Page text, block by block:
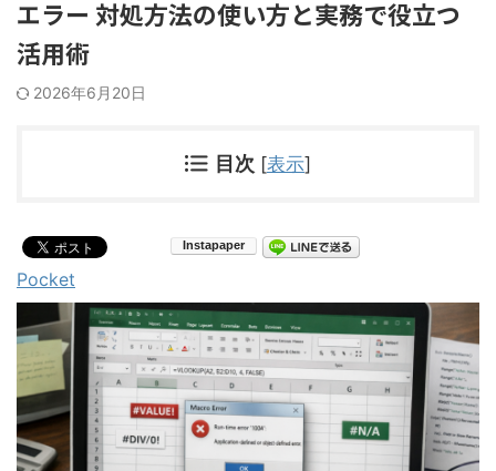
エラー 対処方法の使い方と実務で役立つ
活用術
2026年6月20日
目次 [表示]
Pocket